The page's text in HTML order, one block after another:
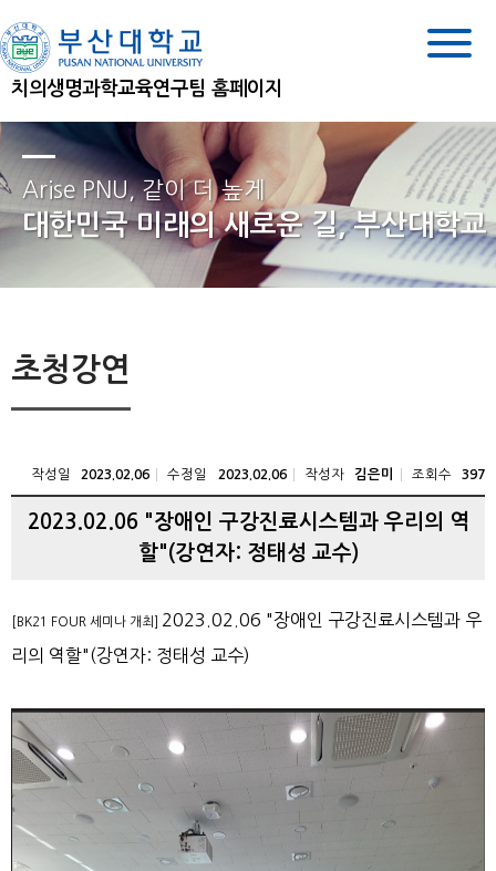
치의생명과학교육연구팀 홈페이지
Arise PNU, 같이 더 높게
대한민국 미래의 새로운 길, 부산대학교
초청강연
작성일 2023.02.06 수정일 2023.02.06 작성자 김은미 조회수 397
2023.02.06 "장애인 구강진료시스템과 우리의 역
할"(강연자: 정태성 교수)
[BK21 FOUR 세미나 개최] 2023.02.06 "장애인 구강진료시스템과 우
리의 역할"(강연자: 정태성 교수)